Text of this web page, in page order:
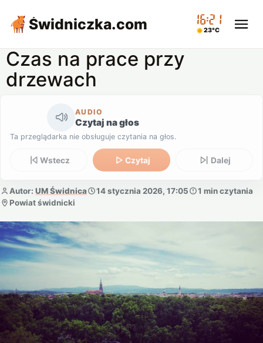
Świdniczka.com 16:21
23°C
Czas na prace przy
drzewach
AUDIO
Czytaj na głos
Ta przeglądarka nie obsługuje czytania na głos.
Wstecz Czytaj Dalej
Autor: UM Świdnica 14 stycznia 2026, 17:05
1 min czytania
Powiat świdnicki